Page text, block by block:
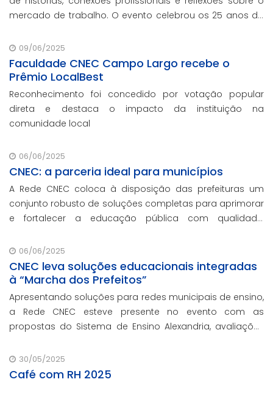
mercado de trabalho. O evento celebrou os 25 anos da
lançamento dos cursos semipresenciais pion
09/06/2025
Faculdade CNEC Campo Largo recebe o
Prêmio LocalBest
Reconhecimento foi concedido por votação popular
direta e destaca o impacto da instituição na
comunidade local
06/06/2025
CNEC: a parceria ideal para municípios
A Rede CNEC coloca à disposição das prefeituras um
conjunto robusto de soluções completas para aprimorar
e fortalecer a educação pública com qualidade,
que não participaram da Marcha dos Prefeitos
06/06/2025
CNEC leva soluções educacionais integradas
à “Marcha dos Prefeitos”
Apresentando soluções para redes municipais de ensino,
a Rede CNEC esteve presente no evento com as
propostas do Sistema de Ensino Alexandria, avaliações
escolar e parcerias com prefeituras durante e
30/05/2025
Café com RH 2025